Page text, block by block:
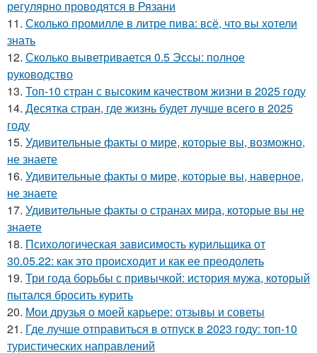
регулярно проводятся в Рязани
11. Сколько промилле в литре пива: всё, что вы хотели
знать
12. Сколько выветривается 0.5 Эссы: полное
руководство
13. Топ-10 стран с высоким качеством жизни в 2025 году
14. Десятка стран, где жизнь будет лучше всего в 2025
году
15. Удивительные факты о мире, которые вы, возможно,
не знаете
16. Удивительные факты о мире, которые вы, наверное,
не знаете
17. Удивительные факты о странах мира, которые вы не
знаете
18. Психологическая зависимость курильщика от
30.05.22: как это происходит и как ее преодолеть
19. Три года борьбы с привычкой: история мужа, который
пытался бросить курить
20. Мои друзья о моей карьере: отзывы и советы
21. Где лучше отправиться в отпуск в 2023 году: топ-10
туристических направлений